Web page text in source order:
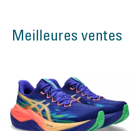
Meilleures ventes